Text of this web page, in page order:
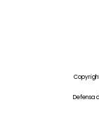
Defensa